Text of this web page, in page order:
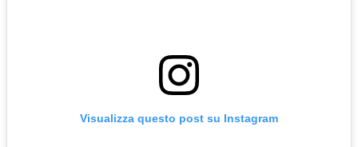
Visualizza questo post su Instagram